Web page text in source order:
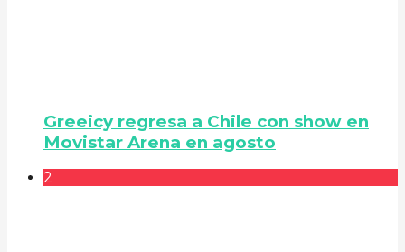
Greeicy regresa a Chile con show en
Movistar Arena en agosto
2